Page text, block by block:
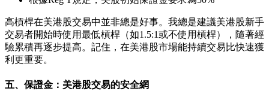
高槓桿在美港股交易中並非總是好事。我總是建議美港股新手
交易者開始時使用最低槓桿（如1.5:1或不使用槓桿），隨著經
驗累積再逐步提高。記住，在美港股市場能持續交易比快速獲
利更重要。
五、保證金：美港股交易的安全網